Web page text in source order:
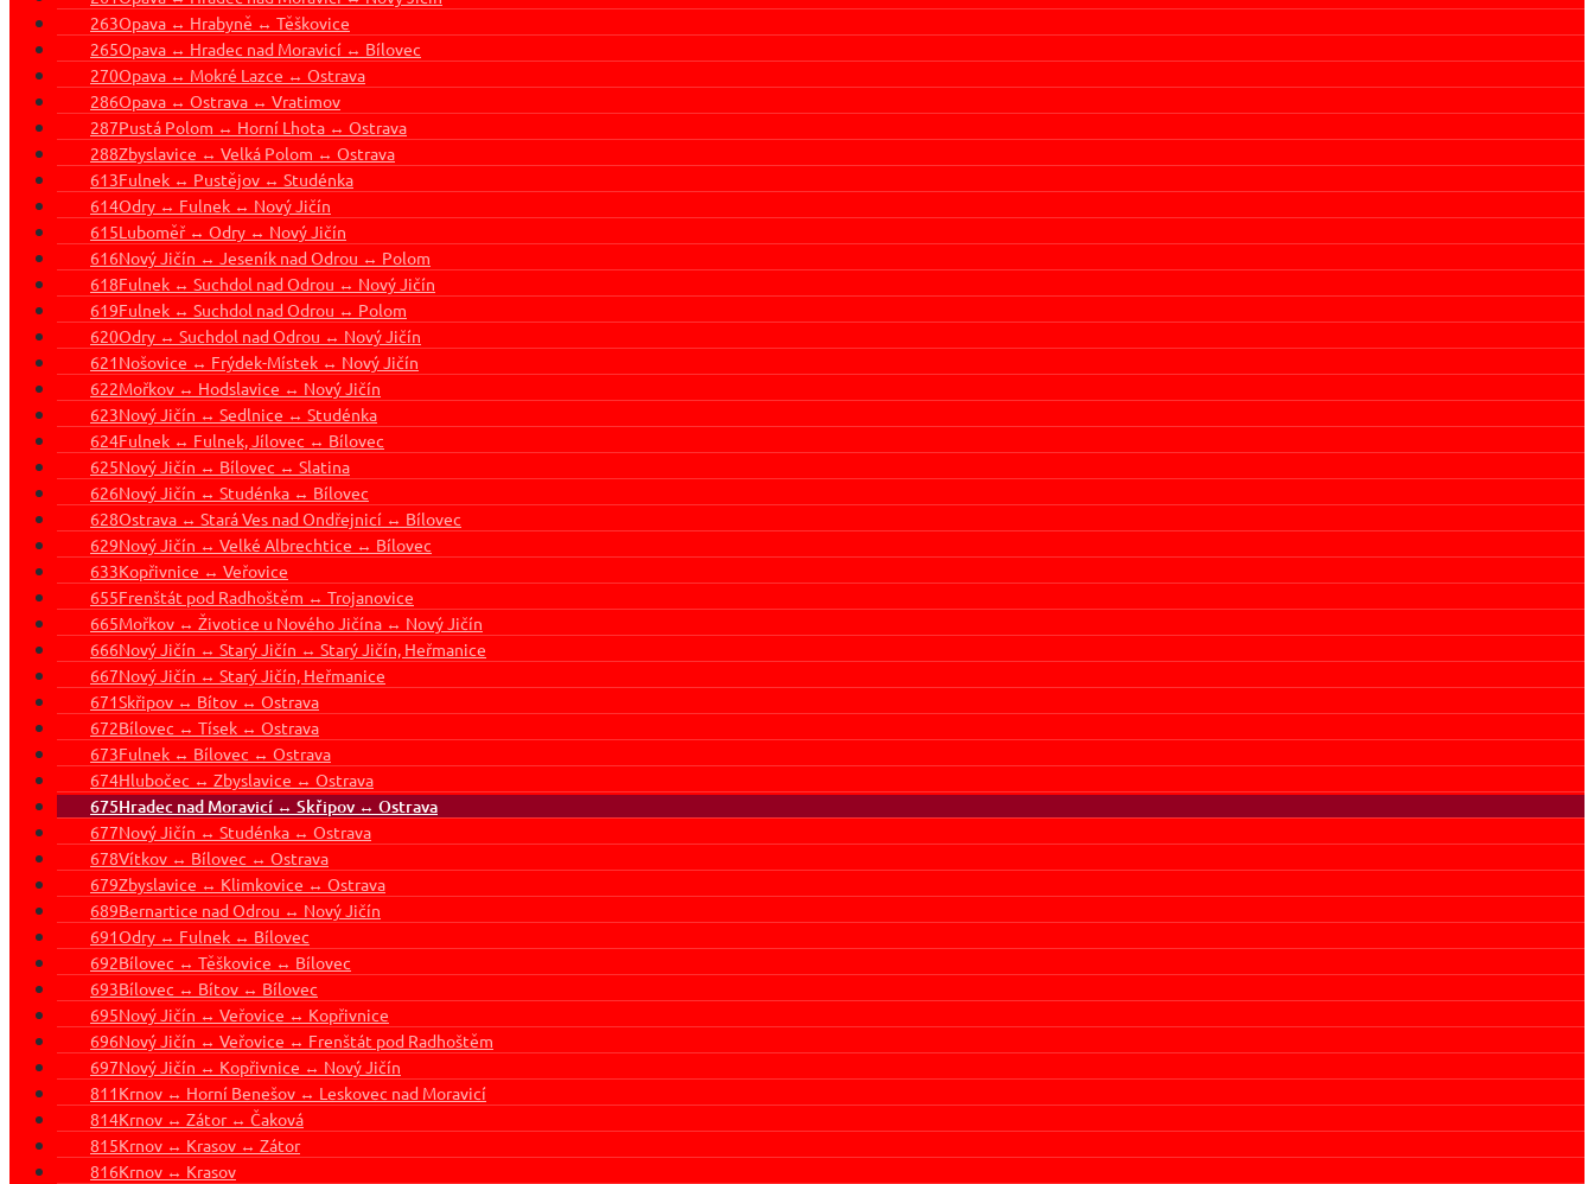
263Opava ↔ Hrabyně ↔ Těškovice
265Opava ↔ Hradec nad Moravicí ↔ Bílovec
270Opava ↔ Mokré Lazce ↔ Ostrava
286Opava ↔ Ostrava ↔ Vratimov
287Pustá Polom ↔ Horní Lhota ↔ Ostrava
288Zbyslavice ↔ Velká Polom ↔ Ostrava
613Fulnek ↔ Pustějov ↔ Studénka
614Odry ↔ Fulnek ↔ Nový Jičín
615Luboměř ↔ Odry ↔ Nový Jičín
616Nový Jičín ↔ Jeseník nad Odrou ↔ Polom
618Fulnek ↔ Suchdol nad Odrou ↔ Nový Jičín
619Fulnek ↔ Suchdol nad Odrou ↔ Polom
620Odry ↔ Suchdol nad Odrou ↔ Nový Jičín
621Nošovice ↔ Frýdek-Místek ↔ Nový Jičín
622Mořkov ↔ Hodslavice ↔ Nový Jičín
623Nový Jičín ↔ Sedlnice ↔ Studénka
624Fulnek ↔ Fulnek, Jílovec ↔ Bílovec
625Nový Jičín ↔ Bílovec ↔ Slatina
626Nový Jičín ↔ Studénka ↔ Bílovec
628Ostrava ↔ Stará Ves nad Ondřejnicí ↔ Bílovec
629Nový Jičín ↔ Velké Albrechtice ↔ Bílovec
633Kopřivnice ↔ Veřovice
655Frenštát pod Radhoštěm ↔ Trojanovice
665Mořkov ↔ Životice u Nového Jičína ↔ Nový Jičín
666Nový Jičín ↔ Starý Jičín ↔ Starý Jičín, Heřmanice
667Nový Jičín ↔ Starý Jičín, Heřmanice
671Skřipov ↔ Bítov ↔ Ostrava
672Bílovec ↔ Tísek ↔ Ostrava
673Fulnek ↔ Bílovec ↔ Ostrava
674Hlubočec ↔ Zbyslavice ↔ Ostrava
675Hradec nad Moravicí ↔ Skřipov ↔ Ostrava
677Nový Jičín ↔ Studénka ↔ Ostrava
678Vítkov ↔ Bílovec ↔ Ostrava
679Zbyslavice ↔ Klimkovice ↔ Ostrava
689Bernartice nad Odrou ↔ Nový Jičín
691Odry ↔ Fulnek ↔ Bílovec
692Bílovec ↔ Těškovice ↔ Bílovec
693Bílovec ↔ Bítov ↔ Bílovec
695Nový Jičín ↔ Veřovice ↔ Kopřivnice
696Nový Jičín ↔ Veřovice ↔ Frenštát pod Radhoštěm
697Nový Jičín ↔ Kopřivnice ↔ Nový Jičín
811Krnov ↔ Horní Benešov ↔ Leskovec nad Moravicí
814Krnov ↔ Zátor ↔ Čaková
815Krnov ↔ Krasov ↔ Zátor
816Krnov ↔ Krasov